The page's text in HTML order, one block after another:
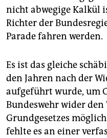
nicht abwegige Kalkül
Richter der
Parade fahren werden.
Es ist das gleiche
den Jahren nach der
aufgeführt wurde, um
Bundeswehr wider den
Grundgesetzes
fehlte es an einer